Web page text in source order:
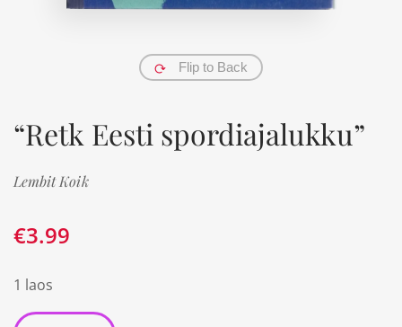
Flip to Back
“Retk Eesti spordiajalukku”
Lembit Koik
€3.99
1 laos